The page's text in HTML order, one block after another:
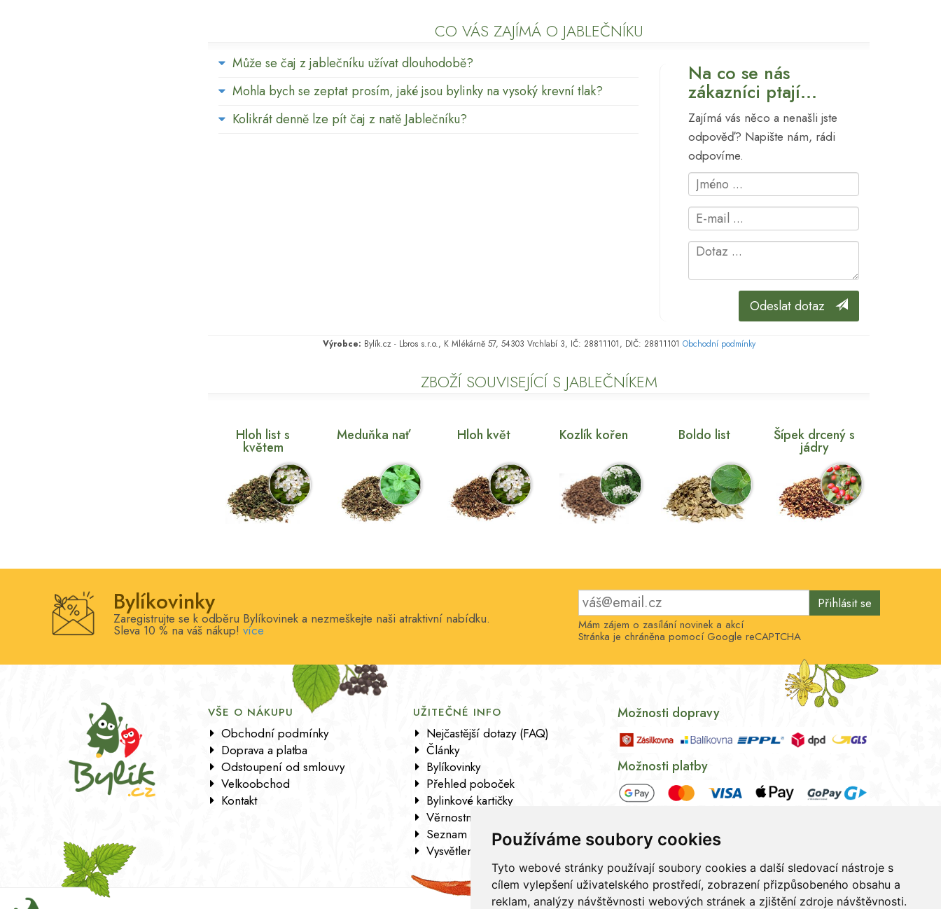
Používáme soubory cookies
Tyto webové stránky používají soubory cookies a další sledovací nástroje s
cílem vylepšení uživatelského prostředí, zobrazení přizpůsobeného obsahu a
reklam, analýzy návštěvnosti webových stránek a zjištění zdroje návštěvnosti.
CO VÁS ZAJÍMÁ O JABLEČNÍKU
Může se čaj z jablečníku užívat dlouhodobě?
Mohla bych se zeptat prosím, jaké jsou bylinky na vysoký krevní tlak?
Kolikrát denně lze pít čaj z natě Jablečníku?
Na co se nás
zákazníci ptají...
Zajímá vás něco a nenašli jste
odpověď? Napište nám, rádi
odpovíme.
Odeslat dotaz
Výrobce: Bylík.cz - Lbros s.r.o., K Mlékárně 57, 54303 Vrchlabí 3, IČ: 28811101, DIČ: 28811101 Obchodní podmínky
ZBOŽÍ SOUVISEJÍCÍ S JABLEČNÍKEM
Hloh list s
květem
Meduňka nať Hloh květ Kozlík kořen Boldo list Šípek drcený s
jádry
Bylíkovinky
Zaregistrujte se k odběru Bylíkovinek a nezmeškejte naši atraktivní nabídku.
Sleva 10 % na váš nákup! více
Přihlásit se
Mám zájem o zasílání novinek a akcí
Stránka je chráněna pomocí Google reCAPTCHA
VŠE O NÁKUPU
Obchodní podmínky
Doprava a platba
Odstoupení od smlouvy
Velkoobchod
Kontakt
UŽITEČNÉ INFO
Nejčastější dotazy (FAQ)
Články
Bylíkovinky
Přehled poboček
Bylinkové kartičky
Věrnostní program
Seznam sortimentu
Vysvětlení analytických údajů
Možnosti dopravy
Možnosti platby